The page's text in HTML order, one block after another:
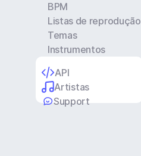
BPM
Listas de reprodução
Temas
Instrumentos
API
Artistas
Support